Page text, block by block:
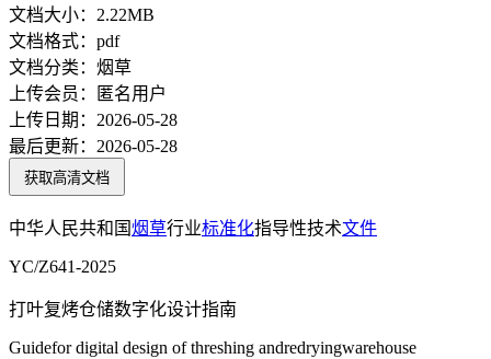
文档大小： 2.22MB
文档格式： pdf
文档分类： 烟草
上传会员：
匿名用户
上传日期： 2026-05-28
最后更新： 2026-05-28
获取高清文档
中华人民共和国烟草行业标准化指导性技术文件
YC/Z641-2025
打叶复烤仓储数字化设计指南
Guidefor digital design of threshing andredryingwarehouse